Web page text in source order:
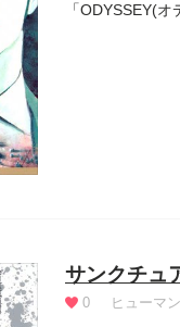
「ODYSSEY(
サンクチュ
0 ヒューマ